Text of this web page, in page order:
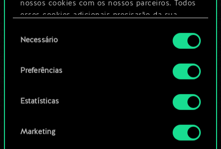
nossos cookies com os nossos parceiros. Todos
esses cookies adicionais precisarão da sua
Você encontrará todos os detalhes sobre o uso
de cookies e poderá ajustar as suas preferências
no menu "Configurações" abaixo.
deNecessário
Preferências
Estatísticas
Marketing
comunidade